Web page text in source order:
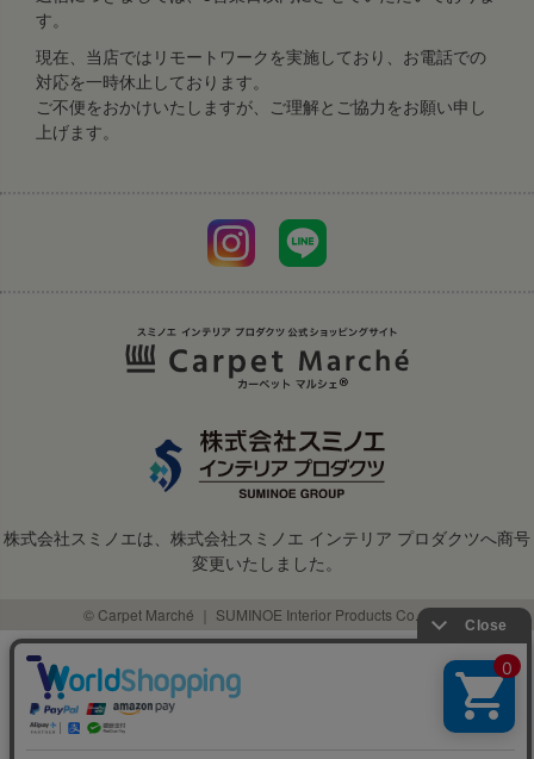
す。
現在、当店ではリモートワークを実施しており、お電話での
対応を一時休止しております。
ご不便をおかけいたしますが、ご理解とご協力をお願い申し
上げます。
株式会社スミノエは、株式会社スミノエ インテリア プロダクツへ商号
変更いたしました。
© Carpet Marché ｜ SUMINOE Interior Products Co., Ltd.